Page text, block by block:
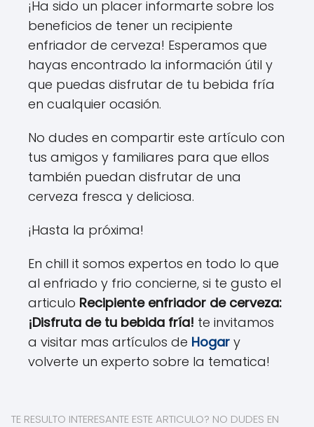
¡Ha sido un placer informarte sobre los
beneficios de tener un recipiente
enfriador de cerveza! Esperamos que
hayas encontrado la información útil y
que puedas disfrutar de tu bebida fría
en cualquier ocasión.
No dudes en compartir este artículo con
tus amigos y familiares para que ellos
también puedan disfrutar de una
cerveza fresca y deliciosa.
¡Hasta la próxima!
En chill it somos expertos en todo lo que
al enfriado y frio concierne, si te gusto el
articulo Recipiente enfriador de cerveza:
¡Disfruta de tu bebida fría! te invitamos
a visitar mas artículos de Hogar y
volverte un experto sobre la tematica!
TE RESULTO INTERESANTE ESTE ARTICULO? NO DUDES EN